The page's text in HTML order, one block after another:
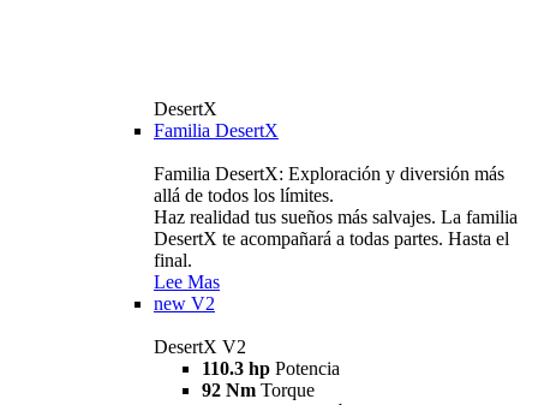
DesertX
Familia DesertX
Familia DesertX: Exploración y diversión más
allá de todos los límites.
Haz realidad tus sueños más salvajes. La familia
DesertX te acompañará a todas partes. Hasta el
final.
Lee Mas
new V2
DesertX V2
110.3 hp Potencia
92 Nm Torque